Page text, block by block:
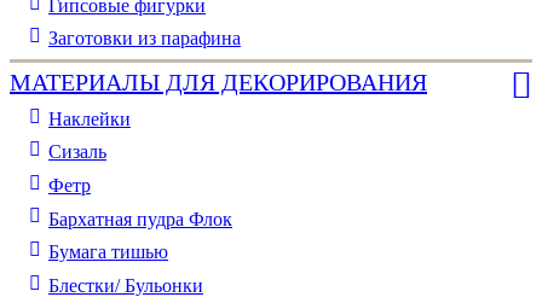
Гипсовые фигурки
Заготовки из парафина
МАТЕРИАЛЫ ДЛЯ ДЕКОРИРОВАНИЯ
Наклейки
Сизаль
Фетр
Бархатная пудра Флок
Бумага тишью
Блестки/ Бульонки